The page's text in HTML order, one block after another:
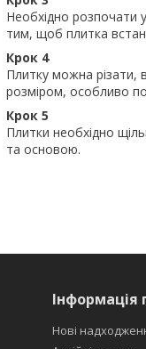
Необхідно розпочати
тим, щоб плитка
Крок 4
Плитку можна різати,
розміром, особливо
Крок 5
Плитки необхідно
та основою.
Інформація
Нові